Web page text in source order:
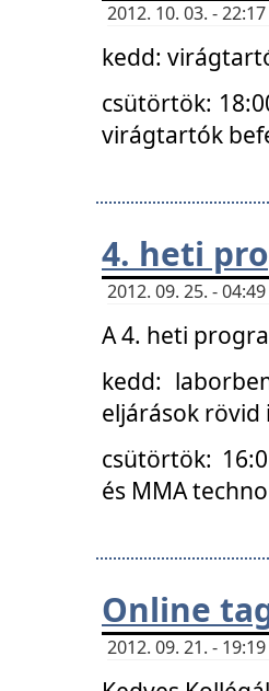
2012. 10. 03. -
kedd:
csütörtök:
virágtartók
4. heti
2012. 09. 25. -
A 4. heti
kedd:
eljárások
csütörtök:
és MMA
Online
2012. 09. 21. -